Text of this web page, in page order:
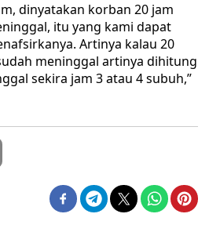
dinyatakan korban 20 jam
itu yang kami dapat
Artinya kalau 20
meninggal artinya dihitung
sekira jam 3 atau 4 subuh,”